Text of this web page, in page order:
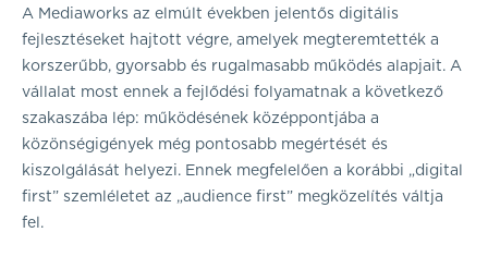
A Mediaworks az elmúlt években jelentős digitális
fejlesztéseket hajtott végre, amelyek megteremtették a
korszerűbb, gyorsabb és rugalmasabb működés alapjait. A
vállalat most ennek a fejlődési folyamatnak a következő
szakaszába lép: működésének középpontjába a
közönségigények még pontosabb megértését és
kiszolgálását helyezi. Ennek megfelelően a korábbi „digital
first” szemléletet az „audience first” megközelítés váltja
fel.